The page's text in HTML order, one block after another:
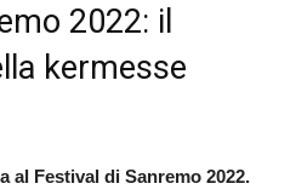
2022: il
kermesse
al Festival di Sanremo 2022.